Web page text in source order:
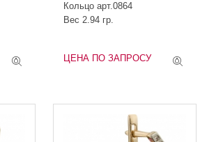
Кольцо арт.0864
Вес 2.94 гр.
ЦЕНА ПО ЗАПРОСУ